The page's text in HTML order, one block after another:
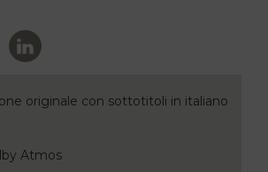
originale con sottotitoli in italiano
Atmos